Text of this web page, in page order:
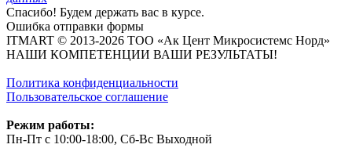
Спасибо! Будем держать вас в курсе.
Ошибка отправки формы
ITMART © 2013-2026 ТОО «Ак Цент Микросистемс Норд»
НАШИ КОМПЕТЕНЦИИ ВАШИ РЕЗУЛЬТАТЫ!
Политика конфиденциальности
Пользовательское соглашение
Режим работы:
Пн-Пт с 10:00-18:00, Сб-Вс Выходной